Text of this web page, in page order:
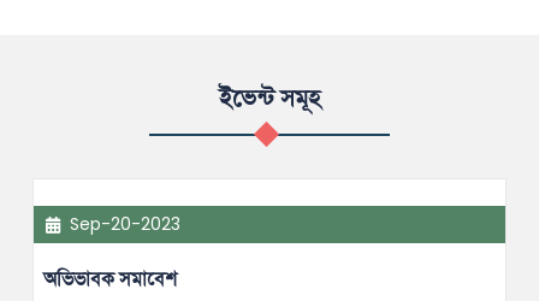
ইভেন্ট সমূহ
Sep-20-2023
অভিভাবক সমাবেশ